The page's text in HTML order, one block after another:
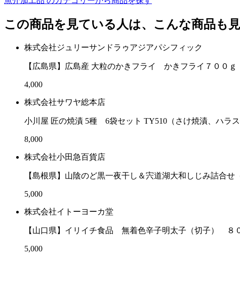
この商品を見ている人は、こんな商品も
株式会社ジュリーサンドラゥアジアパシフィック
【広島県】広島産 大粒のかきフライ かきフライ７００ｇ
4,000
株式会社サワヤ総本店
小川屋 匠の焼漬 5種 6袋セット TY510（さけ焼漬、ハラ
8,000
株式会社小田急百貨店
【島根県】山陰のど黒一夜干し＆宍道湖大和しじみ詰
5,000
株式会社イトーヨーカ堂
【山口県】イリイチ食品 無着色辛子明太子（切子） ８
5,000